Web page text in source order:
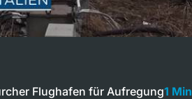
Flughafen für Aufregung1 Min